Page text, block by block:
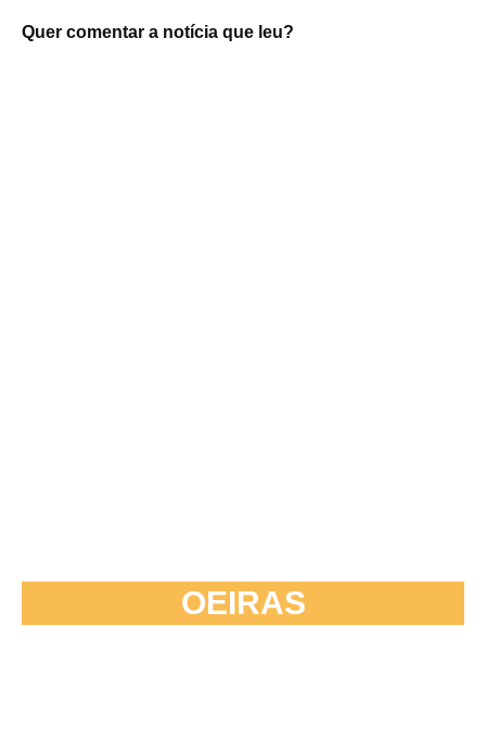
Quer comentar a notícia que leu?
OEIRAS